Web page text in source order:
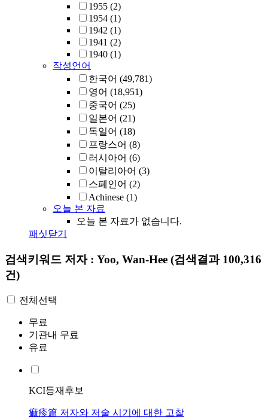
1955 (2)
1954 (1)
1942 (1)
1941 (2)
1940 (1)
작성언어
한국어 (49,781)
영어 (18,951)
중국어 (25)
일본어 (21)
독일어 (18)
프랑스어 (8)
러시아어 (6)
이탈리아어 (3)
스페인어 (2)
Achinese (1)
오늘 본 자료
오늘 본 자료가 없습니다.
패싯닫기
검색키워드 저자 : Yoo, Wan-Hee (검색결과 100,316
건)
전체선택
무료
기관내 무료
유료
KCI등재후보
痲疹篇 저자와 저술 시기에 대한 고찰